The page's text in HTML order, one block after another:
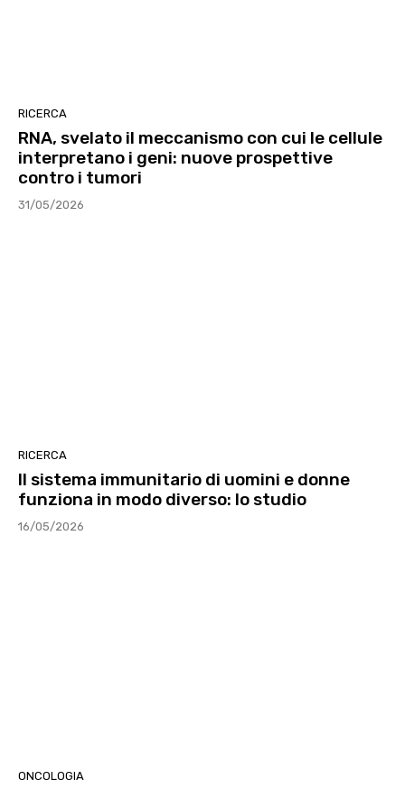
RICERCA
RNA, svelato il meccanismo con cui le cellule
interpretano i geni: nuove prospettive
contro i tumori
31/05/2026
RICERCA
Il sistema immunitario di uomini e donne
funziona in modo diverso: lo studio
16/05/2026
ONCOLOGIA